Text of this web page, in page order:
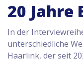
20 Jahre
In der
unterschiedliche
Haarlink, der seit